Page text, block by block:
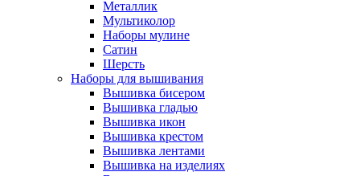
Металлик
Мультиколор
Наборы мулине
Сатин
Шерсть
Наборы для вышивания
Вышивка бисером
Вышивка гладью
Вышивка икон
Вышивка крестом
Вышивка лентами
Вышивка на изделиях